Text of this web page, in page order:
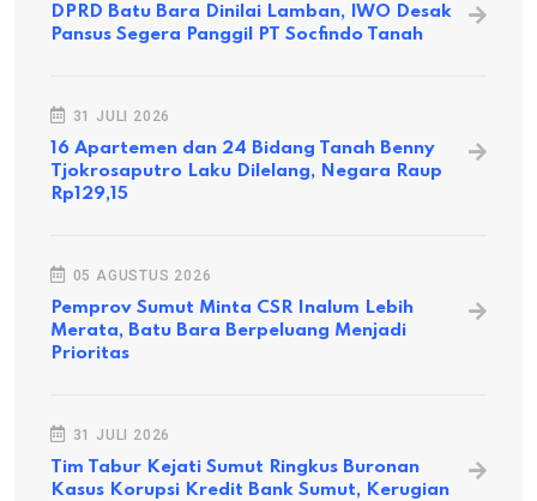
DPRD Batu Bara Dinilai Lamban, IWO Desak
Pansus Segera Panggil PT Socfindo Tanah
31 JULI 2026
16 Apartemen dan 24 Bidang Tanah Benny
Tjokrosaputro Laku Dilelang, Negara Raup
Rp129,15
05 AGUSTUS 2026
Pemprov Sumut Minta CSR Inalum Lebih
Merata, Batu Bara Berpeluang Menjadi
Prioritas
31 JULI 2026
Tim Tabur Kejati Sumut Ringkus Buronan
Kasus Korupsi Kredit Bank Sumut, Kerugian